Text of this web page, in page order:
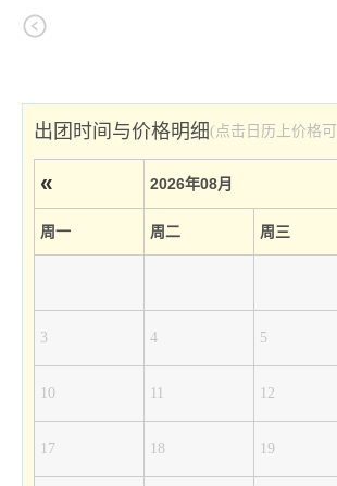
出团时间与价格明细(点击日历上价格
« 2026年08月
周一 周二 周三
3 4 5
10 11 12
17 18 19